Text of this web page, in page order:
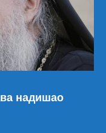
надишао